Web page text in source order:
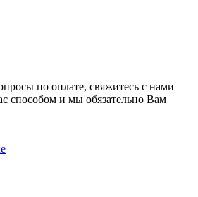
по оплате, свяжитесь с нами
способом и мы обязательно Вам